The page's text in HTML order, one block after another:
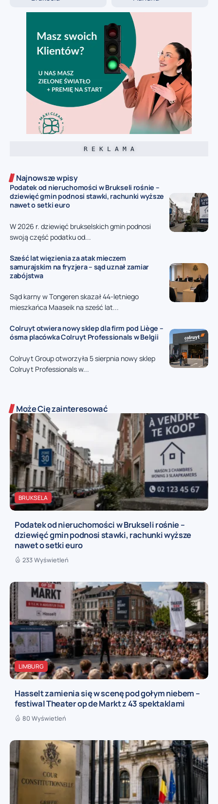
R E K L A M A
Najnowsze wpisy
Podatek od nieruchomości w Brukseli rośnie –
dziewięć gmin podnosi stawki, rachunki wyższe
nawet o setki euro
W 2026 r. dziewięć brukselskich gmin podnosi
swoją część podatku od...
Sześć lat więzienia za atak mieczem
samurajskim na fryzjera – sąd uznał zamiar
zabójstwa
Sąd karny w Tongeren skazał 44-letniego
mieszkańca Maaseik na sześć lat...
Colruyt otwiera nowy sklep dla firm pod Liège –
ósma placówka Colruyt Professionals w Belgii
Colruyt Group otworzyła 5 sierpnia nowy sklep
Colruyt Professionals w...
Może Cię zainteresować
BRUKSELA
Podatek od nieruchomości w Brukseli rośnie –
dziewięć gmin podnosi stawki, rachunki wyższe
nawet o setki euro
233 Wyświetleń
LIMBURG
Hasselt zamienia się w scenę pod gołym niebem –
festiwal Theater op de Markt z 43 spektaklami
80 Wyświetleń